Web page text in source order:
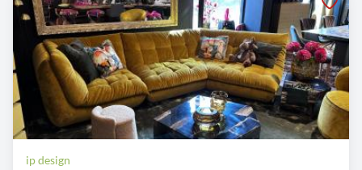
ip design